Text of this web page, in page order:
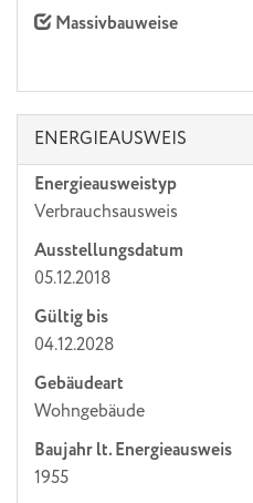
Massivbauweise
ENERGIEAUSWEIS
Energieausweistyp
Verbrauchs­ausweis
Ausstellungsdatum
05.12.2018
Gültig bis
04.12.2028
Gebäudeart
Wohngebäude
Baujahr lt. Energieausweis
1955